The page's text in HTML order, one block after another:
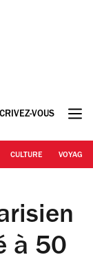
VOUS
CULTURE VOYAGE
à 50